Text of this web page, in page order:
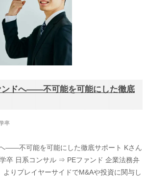
ンドへ――不可能を可能にした徹底
卒
――不可能を可能にした徹底サポート Kさん
卒 日系コンサル ⇒ PEファンド 企業法務弁
よりプレイヤーサイドでM&Aや投資に関与し